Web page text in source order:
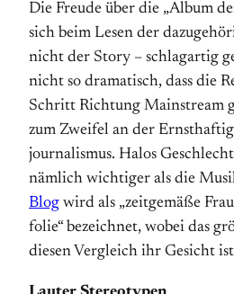
Die Freude über die „Album
sich beim Lesen der
nicht der Story – schlagartig
nicht so dramatisch, dass die
Schritt Richtung Main­stream
zum Zweifel an der
journalismus. Halos
nämlich wichtiger als die
Blog wird als „zeitgemäße
folie“ bezeichnet, wobei das
diesen Vergleich ihr Gesicht